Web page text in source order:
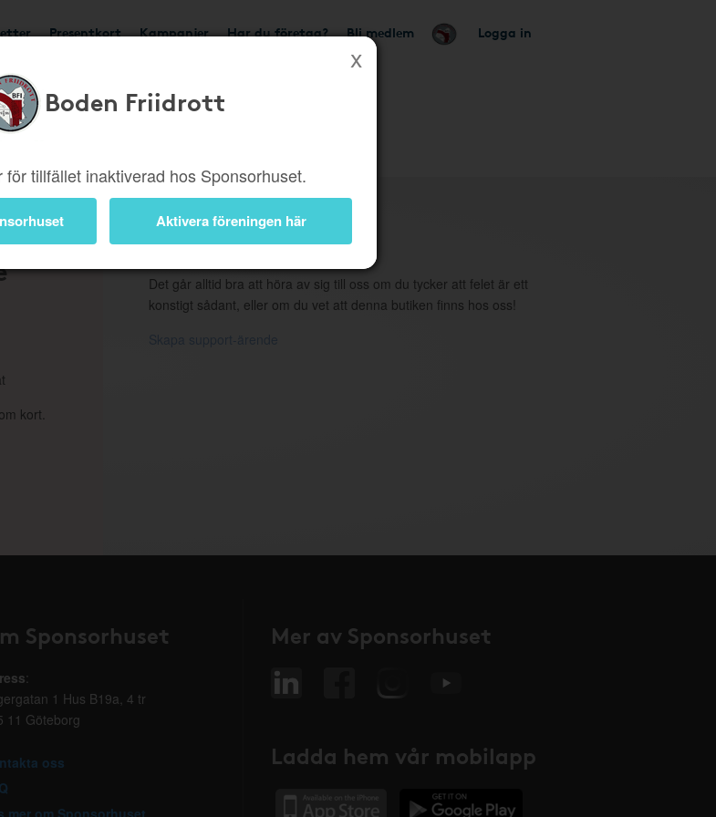
Presentkort Kampanjer Har du företag? Bli medlem Logga in
Boden Friidrott
för tillfället inaktiverad hos Sponsorhuset.
Aktivera föreningen här
borttagen butik
kort.
Support
Det går alltid bra att höra av sig till oss om du tycker att felet är ett
konstigt sådant, eller om du vet att denna butiken finns hos oss!
Skapa support-ärende
Sponsorhuset
:
1 Hus B19a, 4 tr
11 Göteborg
oss
mer om Sponsorhuset
Mer av Sponsorhuset
Ladda hem vår mobilapp